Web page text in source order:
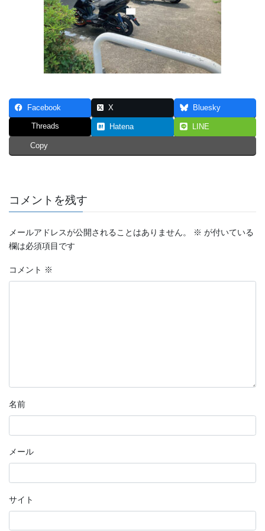
Facebook X Bluesky
Threads Hatena LINE
Copy
コメントを残す
メールアドレスが公開されることはありません。 ※ が付いている
欄は必須項目です
コメント ※
名前
メール
サイト